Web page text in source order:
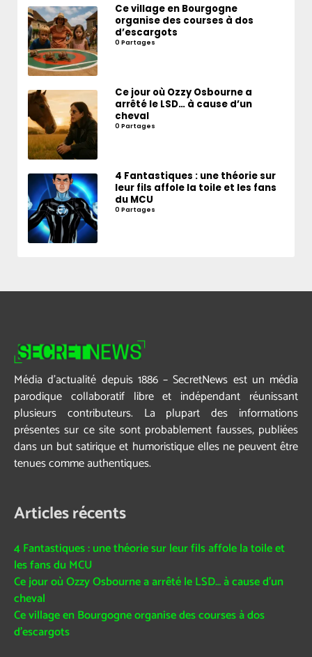
Ce village en Bourgogne
organise des courses à dos
d’escargots
0 Partages
Ce jour où Ozzy Osbourne a
arrêté le LSD… à cause d’un
cheval
0 Partages
4 Fantastiques : une théorie sur
leur fils affole la toile et les fans
du MCU
0 Partages
Média d’actualité depuis 1886 – SecretNews est un média
parodique collaboratif libre et indépendant réunissant
plusieurs contributeurs. La plupart des informations
présentes sur ce site sont probablement fausses, publiées
dans un but satirique et humoristique elles ne peuvent être
tenues comme authentiques.
Articles récents
4 Fantastiques : une théorie sur leur fils affole la toile et
les fans du MCU
Ce jour où Ozzy Osbourne a arrêté le LSD… à cause d’un
cheval
Ce village en Bourgogne organise des courses à dos
d’escargots